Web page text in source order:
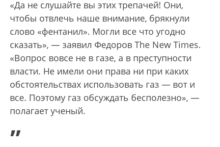
«Да не слушайте вы этих трепачей! Они,
чтобы отвлечь наше внимание, брякнули
слово «фентанил». Могли все что угодно
сказать», — заявил Федоров The New Times.
«Вопрос вовсе не в газе, а в преступности
власти. Не имели они права ни при каких
обстоятельствах использовать газ — вот и
все. Поэтому газ обсуждать бесполезно», —
полагает ученый.
„